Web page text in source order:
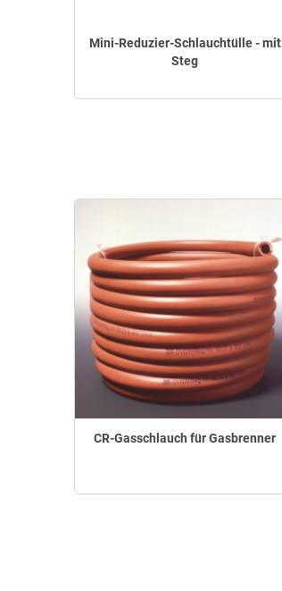
Mini-Reduzier-Schlauchtülle - mit
Steg
CR-Gasschlauch für Gasbrenner